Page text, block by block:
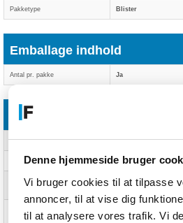
Denne hjemmeside bruger
Vi bruger cookies til at tilpasse
annoncer, til at vise dig
til at analysere vores trafik. Vi
Pakketype Blister
Emballage indhold
Antal pr. pakke Ja
Driftsbetingelser
Driftstemperatur (T-T) 0 - 70 °C
Opbevaringstemperatur (T-T) -25 - 85 °C
Relativ luftfugtighed ved drift
5 - 95%
opbevaring (H-H)